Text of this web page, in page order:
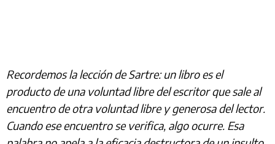
Recordemos la lección de Sartre: un libro es el
producto de una voluntad libre del escritor que sale al
encuentro de otra voluntad libre y generosa del lector.
Cuando ese encuentro se verifica, algo ocurre. Esa